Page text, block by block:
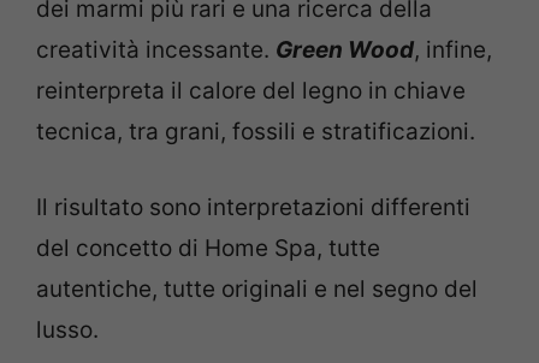
dei marmi più rari e una ricerca della
creatività incessante. Green Wood, infine,
reinterpreta il calore del legno in chiave
tecnica, tra grani, fossili e stratificazioni.
Il risultato sono interpretazioni differenti
del concetto di Home Spa, tutte
autentiche, tutte originali e nel segno del
lusso.